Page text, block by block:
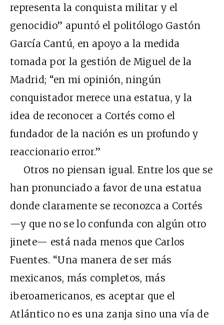
representa la conquista militar y el
genocidio” apuntó el politólogo Gastón
García Cantú, en apoyo a la medida
tomada por la gestión de Miguel de la
Madrid; “en mi opinión, ningún
conquistador merece una estatua, y la
idea de reconocer a Cortés como el
fundador de la nación es un profundo y
reaccionario error.”
Otros no piensan igual. Entre los que se
han pronunciado a favor de una estatua
donde claramente se reconozca a Cortés
—y que no se lo confunda con algún otro
jinete— está nada menos que Carlos
Fuentes. “Una manera de ser más
mexicanos, más completos, más
iberoamericanos, es aceptar que el
Atlántico no es una zanja sino una vía de